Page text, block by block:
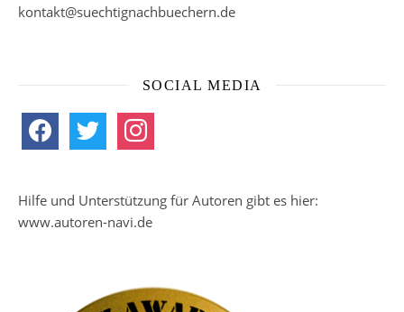
kontakt@suechtignachbuechern.de
SOCIAL MEDIA
facebook twitter instagram
Hilfe und Unterstützung für Autoren gibt es hier:
www.autoren-navi.de